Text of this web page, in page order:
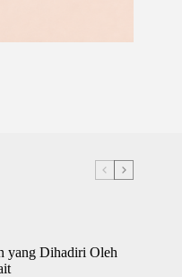
yang Dihadiri Oleh